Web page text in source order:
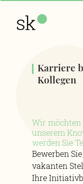
Karriere
Kollegen
Wir möchten
unserem
werden Sie
Bewerben
vakanten
Ihre